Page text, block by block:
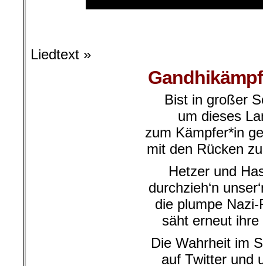
Liedtext »
Bist in großer
um dieses
zum Kämpfer*in
mit den Rücken
Hetzer und
durchzieh‘n
die plumpe Nazi-
säht erneut ihre
Die Wahrheit im
auf Twitter und